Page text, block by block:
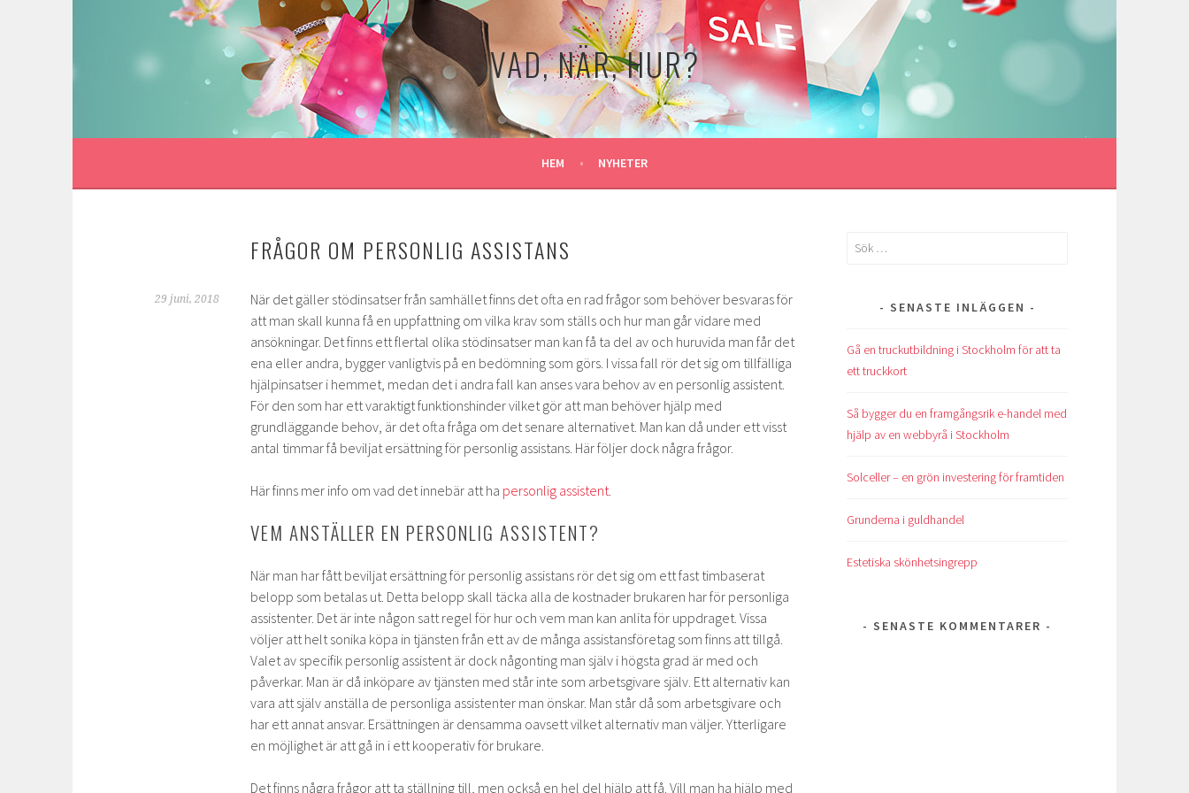
VAD, NÄR, HUR?
HEM NYHETER
FRÅGOR OM PERSONLIG ASSISTANS
29 juni, 2018
När det gäller stödinsatser från samhället finns det ofta en rad frågor som behöver besvaras för
att man skall kunna få en uppfattning om vilka krav som ställs och hur man går vidare med
ansökningar. Det finns ett flertal olika stödinsatser man kan få ta del av och huruvida man får det
ena eller andra, bygger vanligtvis på en bedömning som görs. I vissa fall rör det sig om tillfälliga
hjälpinsatser i hemmet, medan det i andra fall kan anses vara behov av en personlig assistent.
För den som har ett varaktigt funktionshinder vilket gör att man behöver hjälp med
grundläggande behov, är det ofta fråga om det senare alternativet. Man kan då under ett visst
antal timmar få beviljat ersättning för personlig assistans. Här följer dock några frågor.
Här finns mer info om vad det innebär att ha personlig assistent.
VEM ANSTÄLLER EN PERSONLIG ASSISTENT?
När man har fått beviljat ersättning för personlig assistans rör det sig om ett fast timbaserat
belopp som betalas ut. Detta belopp skall täcka alla de kostnader brukaren har för personliga
assistenter. Det är inte någon satt regel för hur och vem man kan anlita för uppdraget. Vissa
völjer att helt sonika köpa in tjänsten från ett av de många assistansföretag som finns att tillgå.
Valet av specifik personlig assistent är dock någonting man själv i högsta grad är med och
påverkar. Man är då inköpare av tjänsten med står inte som arbetsgivare själv. Ett alternativ kan
vara att själv anställa de personliga assistenter man önskar. Man står då som arbetsgivare och
har ett annat ansvar. Ersättningen är densamma oavsett vilket alternativ man väljer. Ytterligare
en möjlighet är att gå in i ett kooperativ för brukare.
Det finns några frågor att ta ställning till, men också en hel del hjälp att få. Vill man ha hjälp med
Sök
SENASTE INLÄGGEN
Gå en truckutbildning i Stockholm för att ta
ett truckkort
Så bygger du en framgångsrik e-handel med
hjälp av en webbyrå i Stockholm
Solceller – en grön investering för framtiden
Grunderna i guldhandel
Estetiska skönhetsingrepp
SENASTE KOMMENTARER